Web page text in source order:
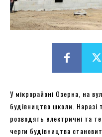
У мікрорайоні Озерна, на
будівництво школи. Наразі
розводять електричні та
черги будівництва